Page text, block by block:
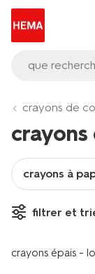
que
crayons de
crayons à
filtrer et
crayons épais -